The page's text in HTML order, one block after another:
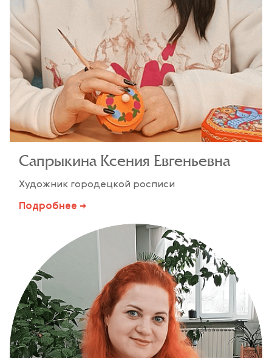
Сапрыкина Ксения Евгеньевна
Художник городецкой росписи
Подробнее →